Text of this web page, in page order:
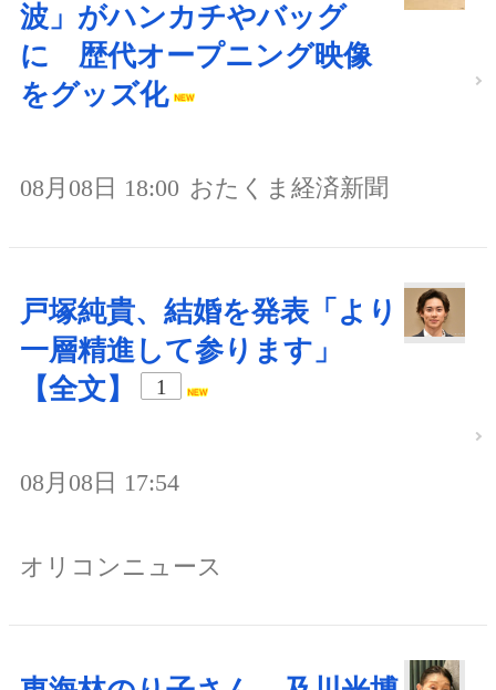
波」がハンカチやバッグ
に 歴代オープニング映像
をグッズ化
08月08日 18:00 おたくま経済新聞
戸塚純貴、結婚を発表「より
一層精進して参ります」
【全文】
1
08月08日 17:54
オリコンニュース